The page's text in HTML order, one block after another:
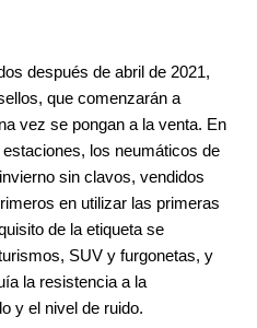
después de abril de 2021,
que comenzarán a
vez se pongan a la venta. En
los neumáticos de
sin clavos, vendidos
en utilizar las primeras
de la etiqueta se
SUV y furgonetas, y
la resistencia a la
y el nivel de ruido.